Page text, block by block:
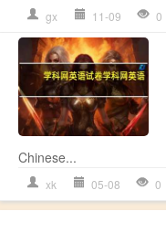
gx 11-09 0
Chinese...
xk 05-08 0